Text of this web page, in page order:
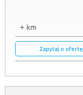
+ km
Zapytaj o ofertę